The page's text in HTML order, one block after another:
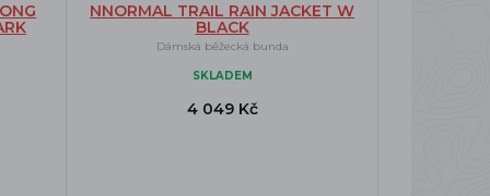
NNORMAL TRAIL RAIN JACKET W
BLACK
Dámská běžecká bunda
SKLADEM
4 049 Kč